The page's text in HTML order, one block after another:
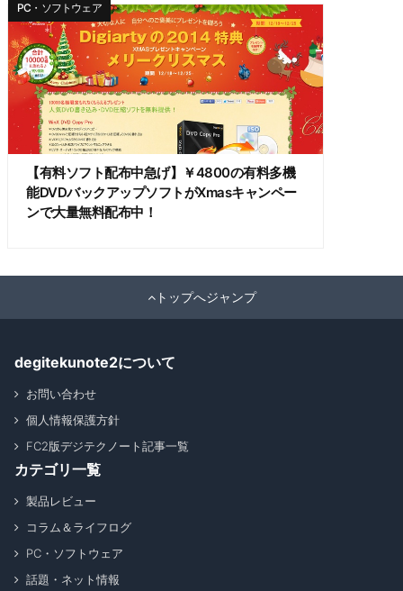
【有料ソフト配布中急げ】￥4800の有料多機
能DVDバックアップソフトがXmasキャンペー
ンで大量無料配布中！
PC・ソフトウェア
トップへジャンプ
degitekunote2について
お問い合わせ
個人情報保護方針
FC2版デジテクノート記事一覧
カテゴリ一覧
製品レビュー
コラム＆ライフログ
PC・ソフトウェア
話題・ネット情報